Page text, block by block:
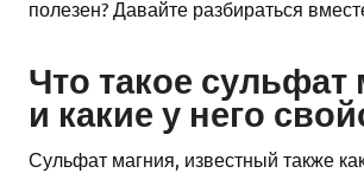
полезен? Давайте разбираться
Что такое сульфат
и какие у него
Сульфат магния, известный также